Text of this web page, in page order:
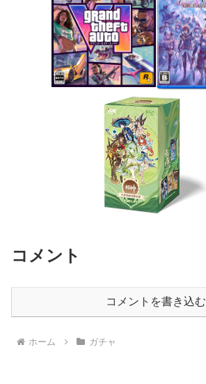
コメント
コメントを書き込む
ホーム ガチャ